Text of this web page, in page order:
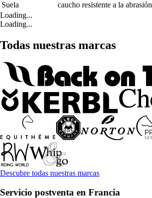
Suela
caucho resistente a la abrasión
Loading...
Loading...
Todas nuestras marcas
Descubre todas nuestras marcas
Servicio postventa en Francia